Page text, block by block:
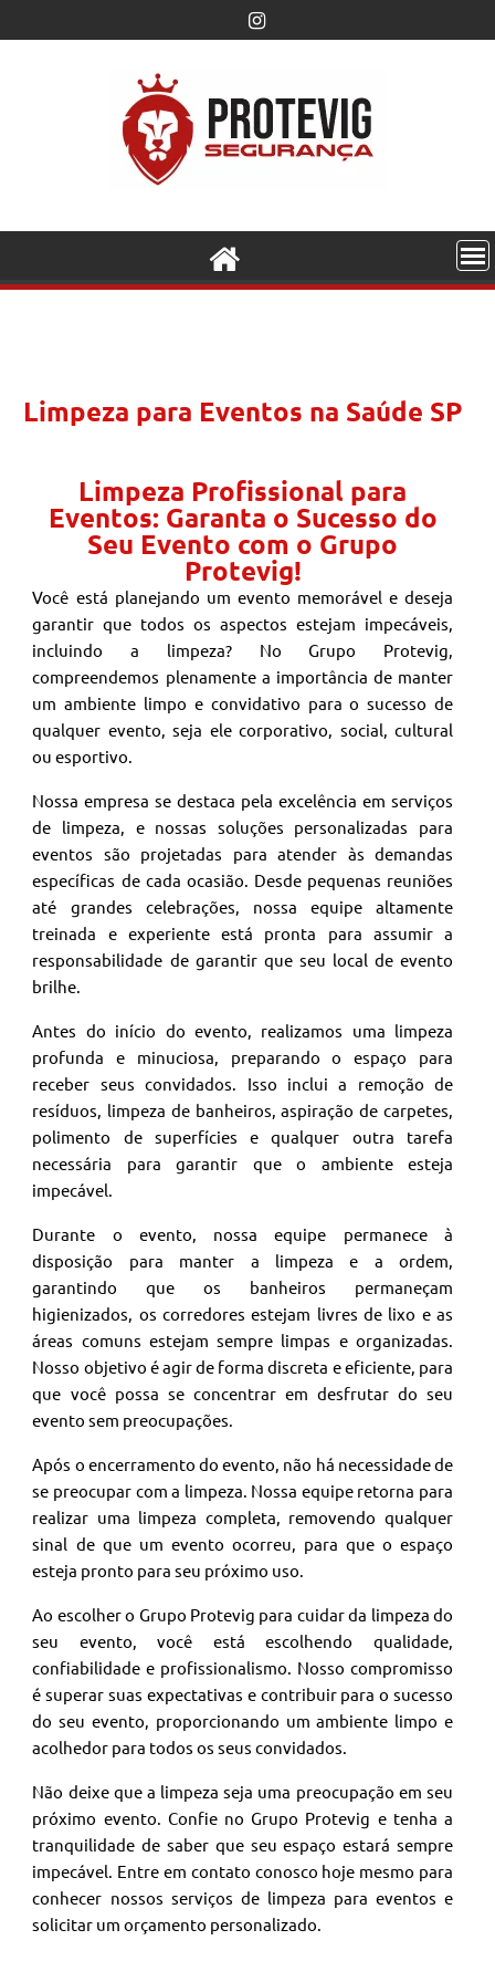
Limpeza para Eventos na Saúde SP
Limpeza Profissional para
Eventos: Garanta o Sucesso do
Seu Evento com o Grupo
Protevig!
Você está planejando um evento memorável e deseja
garantir que todos os aspectos estejam impecáveis,
incluindo a limpeza? No Grupo Protevig,
compreendemos plenamente a importância de manter
um ambiente limpo e convidativo para o sucesso de
qualquer evento, seja ele corporativo, social, cultural
ou esportivo.
Nossa empresa se destaca pela excelência em serviços
de limpeza, e nossas soluções personalizadas para
eventos são projetadas para atender às demandas
específicas de cada ocasião. Desde pequenas reuniões
até grandes celebrações, nossa equipe altamente
treinada e experiente está pronta para assumir a
responsabilidade de garantir que seu local de evento
brilhe.
Antes do início do evento, realizamos uma limpeza
profunda e minuciosa, preparando o espaço para
receber seus convidados. Isso inclui a remoção de
resíduos, limpeza de banheiros, aspiração de carpetes,
polimento de superfícies e qualquer outra tarefa
necessária para garantir que o ambiente esteja
impecável.
Durante o evento, nossa equipe permanece à
disposição para manter a limpeza e a ordem,
garantindo que os banheiros permaneçam
higienizados, os corredores estejam livres de lixo e as
áreas comuns estejam sempre limpas e organizadas.
Nosso objetivo é agir de forma discreta e eficiente, para
que você possa se concentrar em desfrutar do seu
evento sem preocupações.
Após o encerramento do evento, não há necessidade de
se preocupar com a limpeza. Nossa equipe retorna para
realizar uma limpeza completa, removendo qualquer
sinal de que um evento ocorreu, para que o espaço
esteja pronto para seu próximo uso.
Ao escolher o Grupo Protevig para cuidar da limpeza do
seu evento, você está escolhendo qualidade,
confiabilidade e profissionalismo. Nosso compromisso
é superar suas expectativas e contribuir para o sucesso
do seu evento, proporcionando um ambiente limpo e
acolhedor para todos os seus convidados.
Não deixe que a limpeza seja uma preocupação em seu
próximo evento. Confie no Grupo Protevig e tenha a
tranquilidade de saber que seu espaço estará sempre
impecável. Entre em contato conosco hoje mesmo para
conhecer nossos serviços de limpeza para eventos e
solicitar um orçamento personalizado.